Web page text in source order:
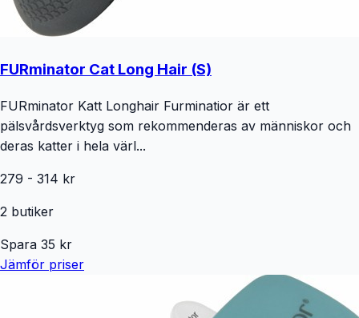
FURminator Cat Long Hair (S)
FURminator Katt Longhair Furminatior är ett
pälsvårdsverktyg som rekommenderas av människor och
deras katter i hela värl...
279 - 314 kr
2 butiker
Spara 35 kr
Jämför priser